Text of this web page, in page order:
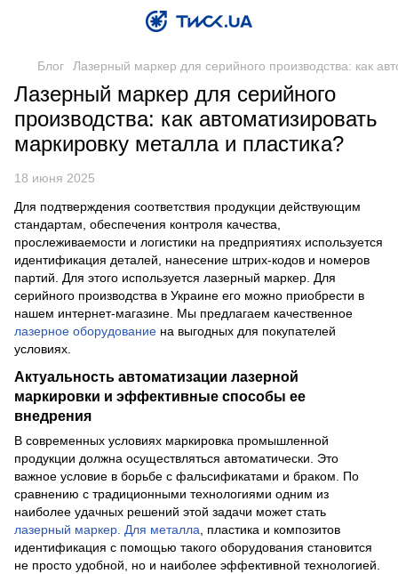
Блог Лазерный маркер для серийного производства: как
Лазерный маркер для серийного
производства: как автоматизировать
маркировку металла и пластика?
18 июня 2025
Для подтверждения соответствия продукции действующим
стандартам, обеспечения контроля качества,
прослеживаемости и логистики на предприятиях используется
идентификация деталей, нанесение штрих-кодов и номеров
партий. Для этого используется лазерный маркер. Для
серийного производства в Украине его можно приобрести в
нашем интернет-магазине. Мы предлагаем качественное
лазерное оборудование на выгодных для покупателей
условиях.
Актуальность автоматизации лазерной
маркировки и эффективные способы ее
внедрения
В современных условиях маркировка промышленной
продукции должна осуществляться автоматически. Это
важное условие в борьбе с фальсификатами и браком. По
сравнению с традиционными технологиями одним из
наиболее удачных решений этой задачи может стать
лазерный маркер. Для металла , пластика и композитов
идентификация с помощью такого оборудования становится
не просто удобной, но и наиболее эффективной технологией.